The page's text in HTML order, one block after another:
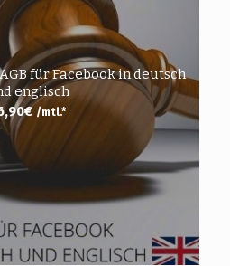
für Facebook in deutsch
englisch
€ /mtl.*